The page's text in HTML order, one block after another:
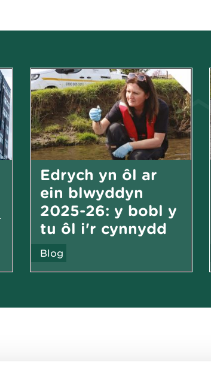
Edrych yn ôl ar
ein blwyddyn
2025-26: y bobl y
tu ôl i'r cynnydd
Blog